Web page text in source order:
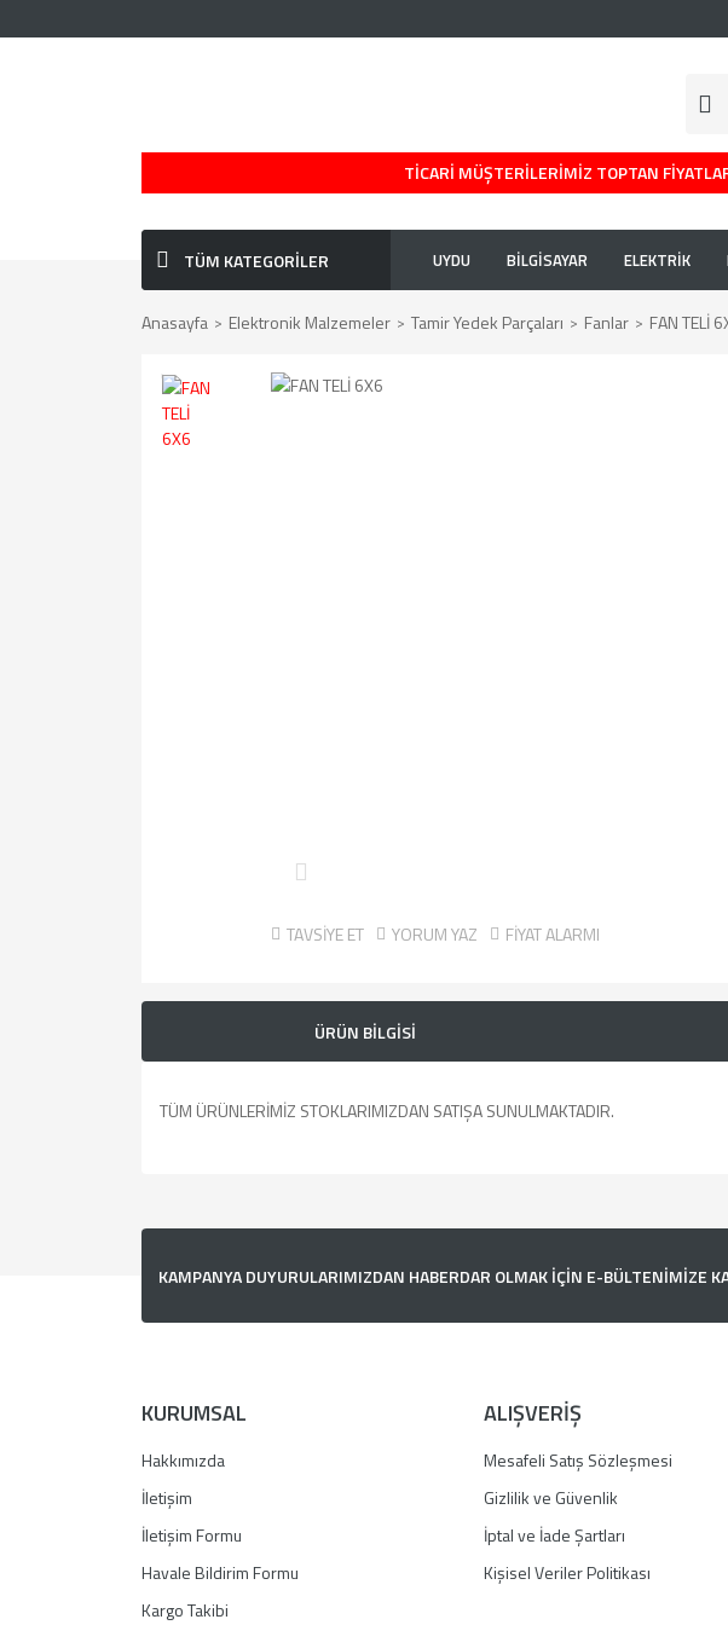
TİCARİ MÜŞTERİLERİMİZ TOPTAN
TÜM KATEGORİLER UYDU BİLGİSAYAR ELEKTRİK
Anasayfa Elektronik Malzemeler Tamir Yedek Parçaları Fanlar FAN TELİ
TAVSİYE ET YORUM YAZ FİYAT ALARMI
ÜRÜN BİLGİSİ
TÜM ÜRÜNLERİMİZ STOKLARIMIZDAN SATIŞA SUNULMAKTADIR.
Ürün resmi kalitesiz, bozuk veya görüntülenemiyor.
Bu ürüne benzer farklı alternatifler olmalı.
KAMPANYA DUYURULARIMIZDAN HABERDAR OLMAK İÇİN E-BÜLTENİMİZE
KURUMSAL
Hakkımızda
İletişim
İletişim Formu
Havale Bildirim Formu
Kargo Takibi
ALIŞVERİŞ
Mesafeli Satış Sözleşmesi
Gizlilik ve Güvenlik
İptal ve İade Şartları
Kişisel Veriler Politikası